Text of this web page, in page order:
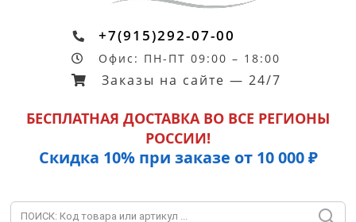
+7(915)292-07-00
Офис: ПН-ПТ 09:00 – 18:00
Заказы на сайте — 24/7
БЕСПЛАТНАЯ ДОСТАВКА ВО ВСЕ РЕГИОНЫ
РОССИИ!
Скидка 10% при заказе от 10 000 ₽